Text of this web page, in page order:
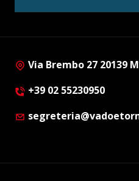
Via Brembo 27 20139
+39 02 55230950